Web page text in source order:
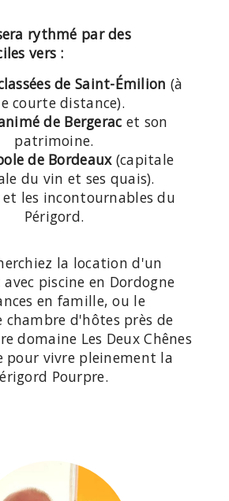
rythmé par des
vers :
de Saint-Émilion (à
courte distance).
de Bergerac et son
patrimoine.
de Bordeaux(capitale
du vin et ses quais).
les incontournables du
Périgord.
la location d'un
piscine en Dordogne
en famille, ou le
chambre d'hôtes près de
domaine Les Deux Chênes
pour vivre pleinement la
Pourpre.